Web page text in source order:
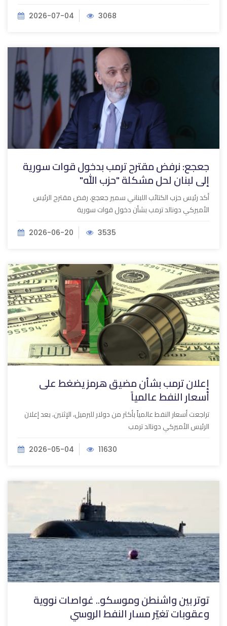
2026-07-04 3068
جعجع: نرفض مقترح ترمب بدخول قوات سورية
إلى لبنان لحل مشكلة "حزب الله"
أكد رئيس حزب الكتائب اللبناني سمير جعجع، رفض مقترح الرئيس
الأميركي دونالد ترمب بشأن دخول قوات سورية
2026-06-20 3535
إعلان ترمب بشأن مضيق هرمز يضغط على
أسعار النفط عالمياً
تراجعت أسعار النفط عالمياً بأكثر من دولار للبرميل، الإثنين، بعد إعلان
الرئيس الأميركي دونالد ترمب
2026-05-04 11630
توتر بين واشنطن وموسكو.. غواصات نووية
وعقوبات تغيّر مسار النفط الروسي